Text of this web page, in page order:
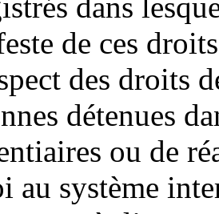
dans
de ces
des droits
détenues
ou de
au système